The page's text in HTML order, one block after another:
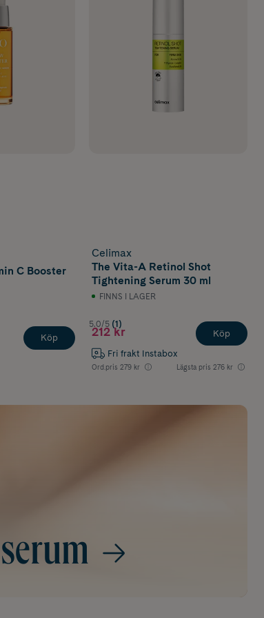
C Booster
Köp
Celimax
The Vita-A Retinol Shot
Tightening Serum 30 ml
FINNS I LAGER
5.0/5 (1)
212 kr
Fri frakt Instabox
Ord.pris 279 kr Lägsta pris 276 kr
Köp